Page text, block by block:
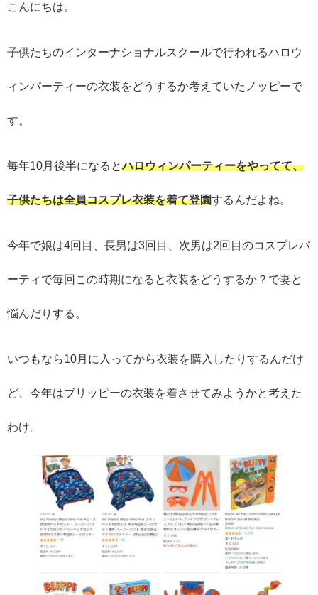
こんにちは。
子供たちのインターナショナルスクールで行われるハロウ
ィンパーティーの衣装をどうするか考えていたノッピーで
す。
毎年10月後半になるとハロウィンパーティーをやってて、
子供たちは全員コスプレ衣装を着て登園するんだよね。
今年で娘は4回目、長男は3回目、次男は2回目のコスプレパ
ーティで毎回この時期になると衣装をどうするか？で妻と
悩んだりする。
いつもなら10月に入ってから衣装を購入したりするんだけ
ど、今年はブリッピーの衣装を着させてみようかと考えた
わけ。